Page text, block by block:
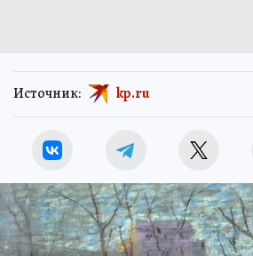
Источник: kp.ru